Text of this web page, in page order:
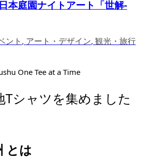
本庭園ナイトアート「世解-
ント , アート・デザイン, 観光・旅行
One Tee at a Time
Tシャツを集めました
とは